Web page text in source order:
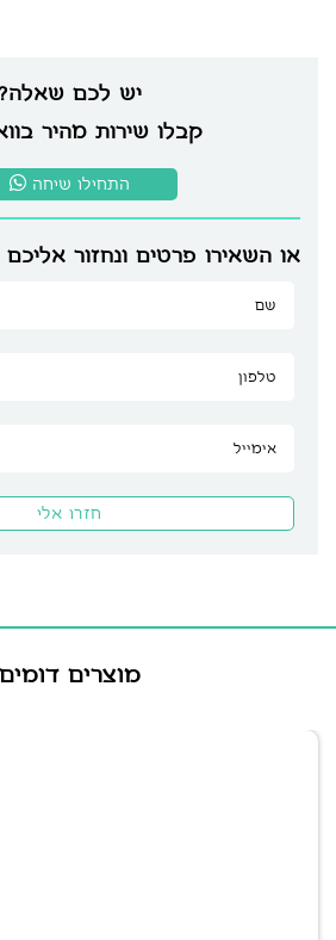
יש לכם
קבלו שירות מהיר
התחילו שיחה
או השאירו פרטים ונחזור אליכם
מוצרים דומים